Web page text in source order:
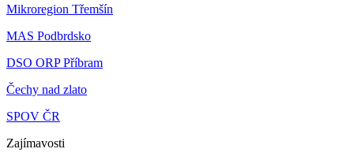
Mikroregion Třemšín
MAS Podbrdsko
DSO ORP Příbram
Čechy nad zlato
SPOV ČR
Zajímavosti